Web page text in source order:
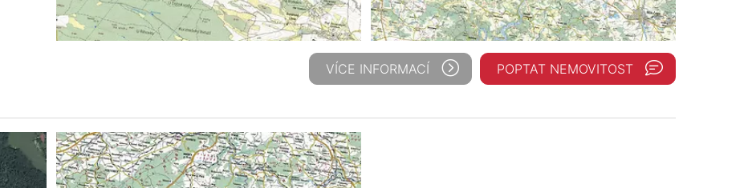
VÍCE INFORMACÍ POPTAT NEMOVITOST